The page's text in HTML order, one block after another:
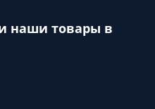
наши товары в